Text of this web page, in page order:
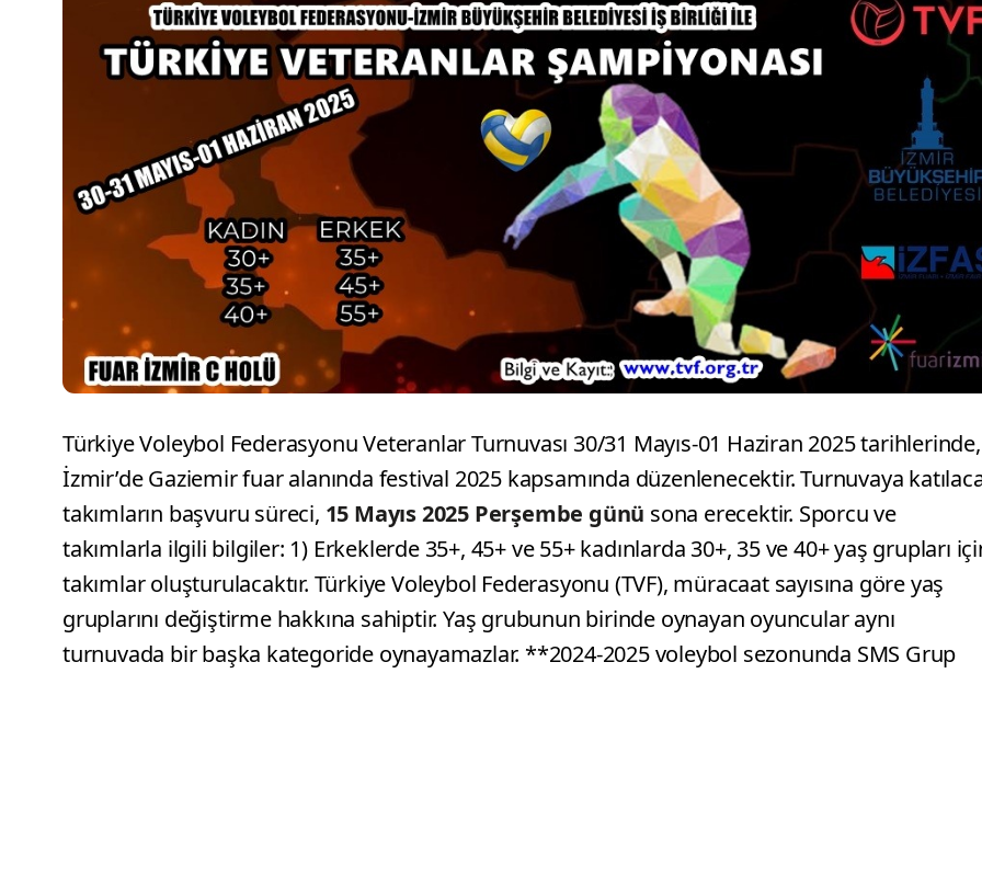
Türkiye Voleybol Federasyonu Veteranlar Turnuvası 30/31 Mayıs-01 Haziran 2025 tarihlerinde,
İzmir’de Gaziemir fuar alanında festival 2025 kapsamında düzenlenecektir. Turnuvaya
takımların başvuru süreci, 15 Mayıs 2025 Perşembe günü sona erecektir. Sporcu ve
takımlarla ilgili bilgiler: 1) Erkeklerde 35+, 45+ ve 55+ kadınlarda 30+, 35 ve 40+ yaş grupları
takımlar oluşturulacaktır. Türkiye Voleybol Federasyonu (TVF), müracaat sayısına göre yaş
gruplarını değiştirme hakkına sahiptir. Yaş grubunun birinde oynayan oyuncular aynı
turnuvada bir başka kategoride oynayamazlar. **2024-2025 voleybol sezonunda SMS Grup